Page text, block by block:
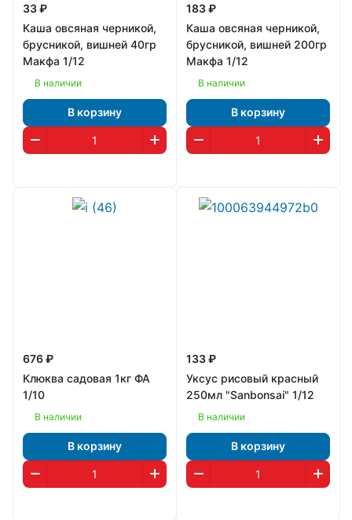
33 ₽
Каша овсяная черникой,
брусникой, вишней 40гр
Макфа 1/12
В наличии
В корзину
183 ₽
Каша овсяная черникой,
брусникой, вишней 200гр
Макфа 1/12
В наличии
В корзину
676 ₽
Клюква садовая 1кг ФА
1/10
В наличии
В корзину
133 ₽
Уксус рисовый красный
250мл "Sanbonsai" 1/12
В наличии
В корзину